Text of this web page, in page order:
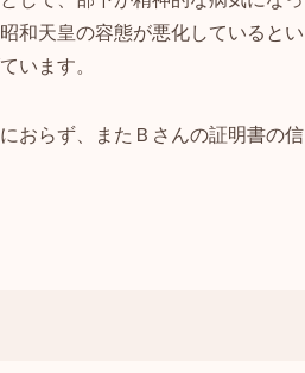
和天皇の容態が悪化しているとい
います。
おらず、またＢさんの証明書の信